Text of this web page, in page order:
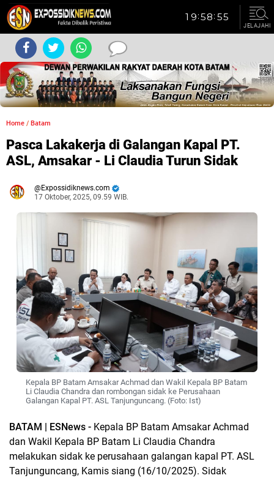
JELAJAHI
Home / Batam
Pasca Lakakerja di Galangan Kapal PT.
ASL, Amsakar - Li Claudia Turun Sidak
Expossidiknews.com
17 Oktober, 2025, 09.59 WIB.
Kepala BP Batam Amsakar Achmad dan Wakil Kepala BP Batam
Li Claudia Chandra dan rombongan sidak ke Perusahaan
Galangan Kapal PT. ASL Tanjunguncang. (Foto: Ist)
BATAM | ESNews - Kepala BP Batam Amsakar Achmad
dan Wakil Kepala BP Batam Li Claudia Chandra
melakukan sidak ke perusahaan galangan kapal PT. ASL
Tanjunguncang, Kamis siang (16/10/2025). Sidak